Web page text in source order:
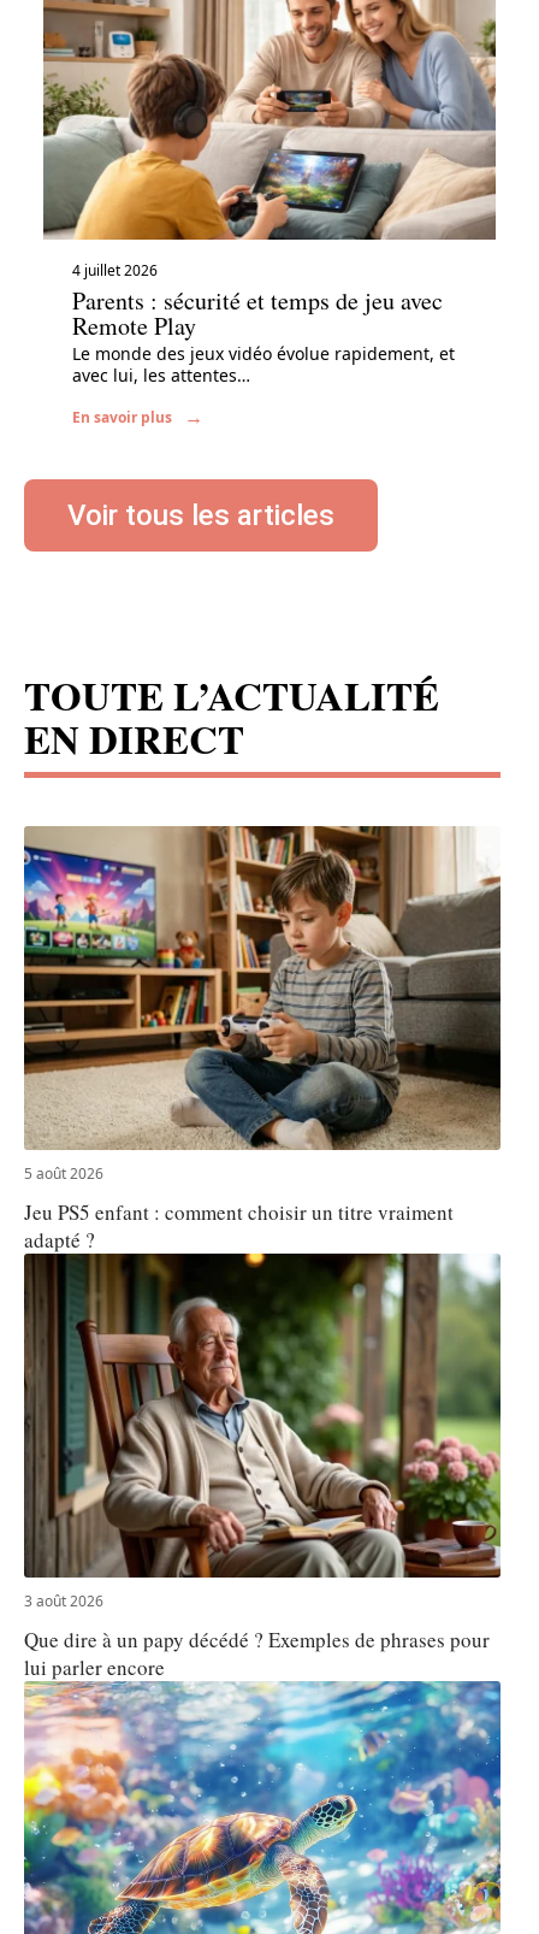
4 juillet 2026
Parents : sécurité et temps de jeu avec
Remote Play
Le monde des jeux vidéo évolue rapidement, et
avec lui, les attentes…
En savoir plus
Voir tous les articles
TOUTE L’ACTUALITÉ
EN DIRECT
5 août 2026
Jeu PS5 enfant : comment choisir un titre vraiment
adapté ?
3 août 2026
Que dire à un papy décédé ? Exemples de phrases pour
lui parler encore